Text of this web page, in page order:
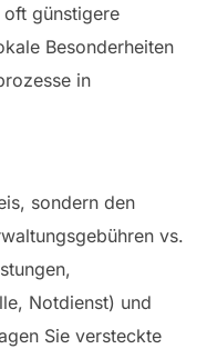
oft günstigere
Besonderheiten
in
sondern den
vs.
Notdienst) und
Sie versteckte